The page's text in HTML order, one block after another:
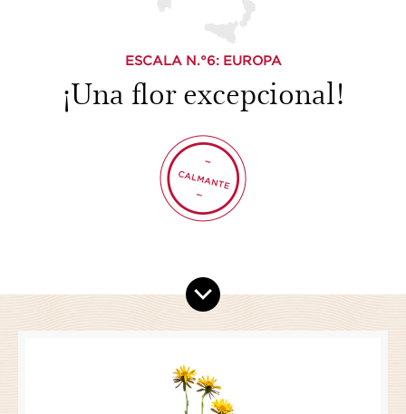
ESCALA N.°6: EUROPA
¡Una flor excepcional!